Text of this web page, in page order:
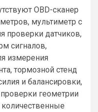
OBD-сканер
мультиметр с
проверки датчиков,
сигналов,
измерения
тормозной стенд
и балансировки,
геометрии